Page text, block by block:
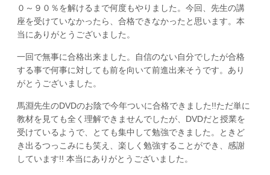
０～９０％を解けるまで何度もやりました。今回、先生の講
座を受けていなかったら、合格できなかったと思います。本
当にありがとうございました。
一回で無事に合格出来ました。自信のない自分でしたが合格
する事で何事に対しても前を向いて前進出来そうです。あり
がとうございました。
馬淵先生のDVDのお陰で今年ついに合格できました!!ただ単に
教材を見ても全く理解できませんでしたが、DVDだと授業を
受けているようで、とても集中して勉強できました。ときど
き出るつっこみにも笑え、楽しく勉強することができ、感謝
しています!! 本当にありがとうございました。